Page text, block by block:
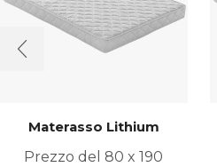
Materasso Lithium
Prezzo del 80 x 190